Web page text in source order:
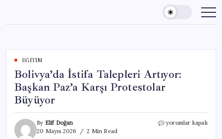
content
EĞITIM
Bolivya’da İstifa Talepleri Artıyor:
Başkan Paz’a Karşı Protestolar
Büyüyor
By Elif Doğan
20 Mayıs 2026
2 Min Read
Bolivya’da
yorumlar kapalı